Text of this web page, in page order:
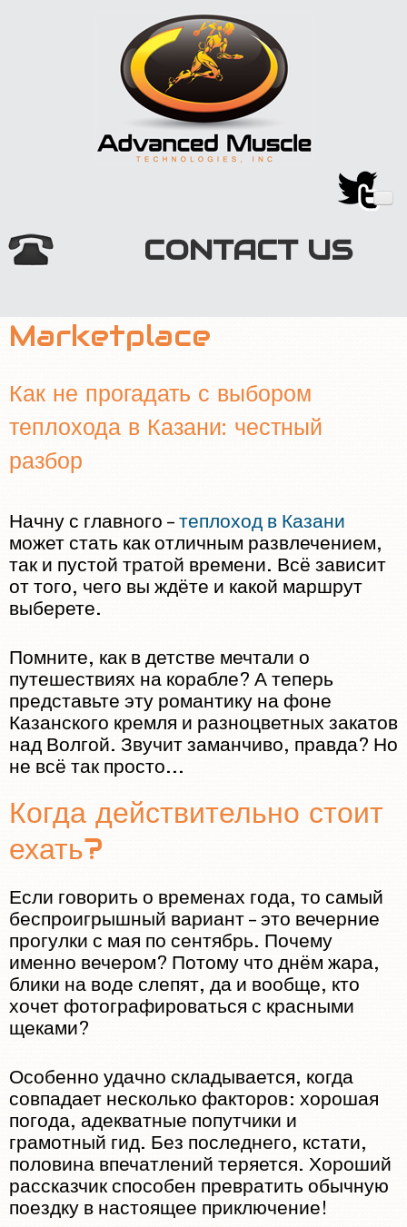
CONTACT US
HOME
TECHNOLOGY
INVESTORS
CONTACT US
Marketplace
Как не прогадать с выбором
теплохода в Казани: честный
разбор
Начну с главного –теплоход в Казани
может стать как отличным развлечением,
так и пустой тратой времени. Всё зависит
от того, чего вы ждёте и какой маршрут
выберете.
Помните, как в детстве мечтали о
путешествиях на корабле? А теперь
представьте эту романтику на фоне
Казанского кремля и разноцветных закатов
над Волгой. Звучит заманчиво, правда? Но
не всё так просто...
Когда действительно стоит
ехать?
Если говорить о временах года, то самый
беспроигрышный вариант – это вечерние
прогулки с мая по сентябрь. Почему
именно вечером? Потому что днём жара,
блики на воде слепят, да и вообще, кто
хочет фотографироваться с красными
щеками?
Особенно удачно складывается, когда
совпадает несколько факторов: хорошая
погода, адекватные попутчики и
грамотный гид. Без последнего, кстати,
половина впечатлений теряется. Хороший
рассказчик способен превратить обычную
поездку в настоящее приключение!